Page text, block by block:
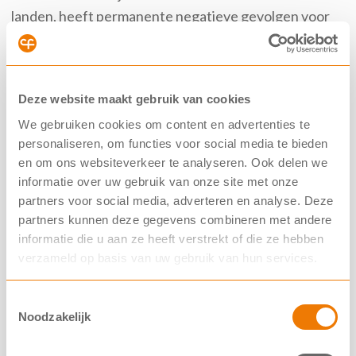
Deze website maakt gebruik van cookies
We gebruiken cookies om content en advertenties te
personaliseren, om functies voor social media te bieden
en om ons websiteverkeer te analyseren. Ook delen we
informatie over uw gebruik van onze site met onze
partners voor social media, adverteren en analyse. Deze
partners kunnen deze gegevens combineren met andere
informatie die u aan ze heeft verstrekt of die ze hebben
verzameld op basis van uw gebruik van hun services.
Noodzakelijk
landen, heeft permanente negatieve gevolgen voor
ons.”
Tussen de presentaties door kwam Peter Lok van
Stichting Magic Care in de pauze met twee
goocheltrucs als energizer. Daarover zegt Valentijn
tenslotte: “Als volwassene heb ik er niet zoveel mee,
maar ik denk dat het voor kinderen heel leuk kan zijn.
Voor hen zijn die trucs ook bedoeld.”
In ditfilmpjezie je wat Magic Care doet en kan
kind(eren) aanmelden voor een gratis online